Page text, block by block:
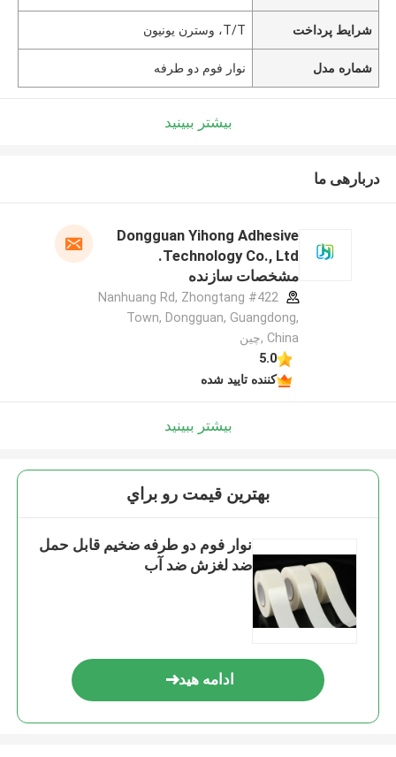
شرایط پرداخت T/T، وسترن یونیون
شماره مدل نوار فوم دو طرفه
بیشتر ببینید
دربارهی ما
Dongguan Yihong Adhesive
Technology Co., Ltd.
مشخصات سازنده
#422 Nanhuang Rd, Zhongtang
Town, Dongguan, Guangdong,
China ,چین
5.0
کننده تایید شده
بیشتر ببینید
بهترين قيمت رو براي
نوار فوم دو طرفه ضخیم قابل حمل
ضد لغزش ضد آب
ادامه هید